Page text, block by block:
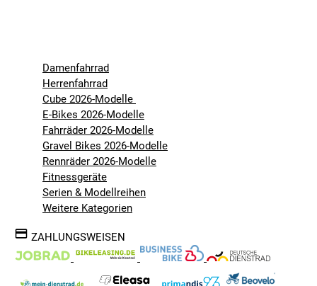
Damenfahrrad
Herrenfahrrad
Cube 2026-Modelle
E-Bikes 2026-Modelle
Fahrräder 2026-Modelle
Gravel Bikes 2026-Modelle
Rennräder 2026-Modelle
Fitnessgeräte
Serien & Modellreihen
Weitere Kategorien
ZAHLUNGSWEISEN